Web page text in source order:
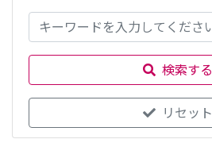
検索する
リセット